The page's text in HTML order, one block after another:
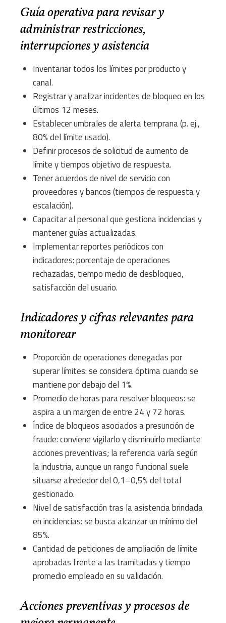
Guía operativa para revisar y
administrar restricciones,
interrupciones y asistencia
Inventariar todos los límites por producto y
canal.
Registrar y analizar incidentes de bloqueo en los
últimos 12 meses.
Establecer umbrales de alerta temprana (p. ej.,
80% del límite usado).
Definir procesos de solicitud de aumento de
límite y tiempos objetivo de respuesta.
Tener acuerdos de nivel de servicio con
proveedores y bancos (tiempos de respuesta y
escalación).
Capacitar al personal que gestiona incidencias y
mantener guías actualizadas.
Implementar reportes periódicos con
indicadores: porcentaje de operaciones
rechazadas, tiempo medio de desbloqueo,
satisfacción del usuario.
Indicadores y cifras relevantes para
monitorear
Proporción de operaciones denegadas por
superar límites: se considera óptima cuando se
mantiene por debajo del 1%.
Promedio de horas para resolver bloqueos: se
aspira a un margen de entre 24 y 72 horas.
Índice de bloqueos asociados a presunción de
fraude: conviene vigilarlo y disminuirlo mediante
acciones preventivas; la referencia varía según
la industria, aunque un rango funcional suele
situarse alrededor del 0,1–0,5% del total
gestionado.
Nivel de satisfacción tras la asistencia brindada
en incidencias: se busca alcanzar un mínimo del
85%.
Cantidad de peticiones de ampliación de límite
aprobadas frente a las tramitadas y tiempo
promedio empleado en su validación.
Acciones preventivas y procesos de